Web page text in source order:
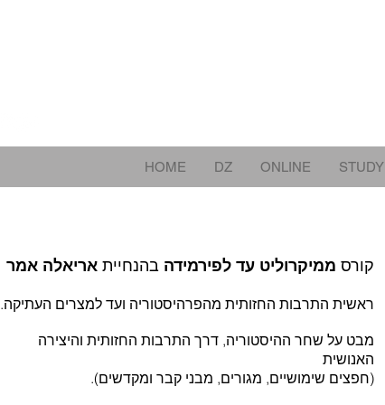
HOME DZ ONLINE STUDY
קורס ממיקרוליט עד לפירמידה בהנחיית אריאלה אמר
ראשית התרבות החזותית מהפרהיסטוריה ועד למצרים העתיקה.
מבט על שחר ההיסטוריה, דרך התרבות החזותית והיצירה
האנושית
(חפצים שימושיים, מגורים, מבני קבר ומקדשים).